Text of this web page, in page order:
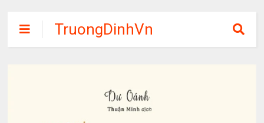
TruongDinhVn
Chia sẽ ebook,
tập miễn phí